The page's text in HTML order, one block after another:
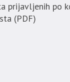
prijavljenih po
(PDF)